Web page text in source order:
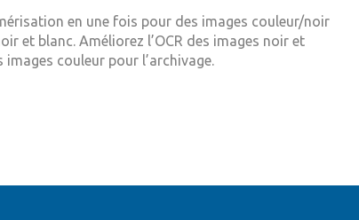
en une fois pour des images couleur/noir
et blanc. Améliorez l’OCR des images noir et
couleur pour l’archivage.